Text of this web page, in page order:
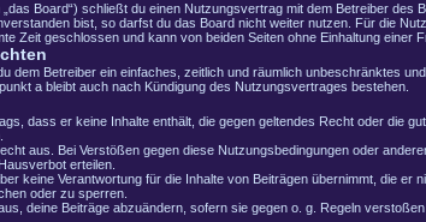
Board“) schließt du einen Nutzungsvertrag mit dem Betreiber
bist, so darfst du das Board nicht weiter nutzen. Für die
Zeit geschlossen und kann von beiden Seiten ohne Einhaltung einer
dem Betreiber ein einfaches, zeitlich und räumlich unbeschränktes
a bleibt auch nach Kündigung des Nutzungsvertrages bestehen.
dass er keine Inhalte enthält, die gegen geltendes Recht oder die
aus. Bei Verstößen gegen diese Nutzungsbedingungen oder
erteilen.
keine Verantwortung für die Inhalte von Beiträgen übernimmt, die
oder zu sperren.
deine Beiträge abzuändern, sofern sie gegen o. g. Regeln